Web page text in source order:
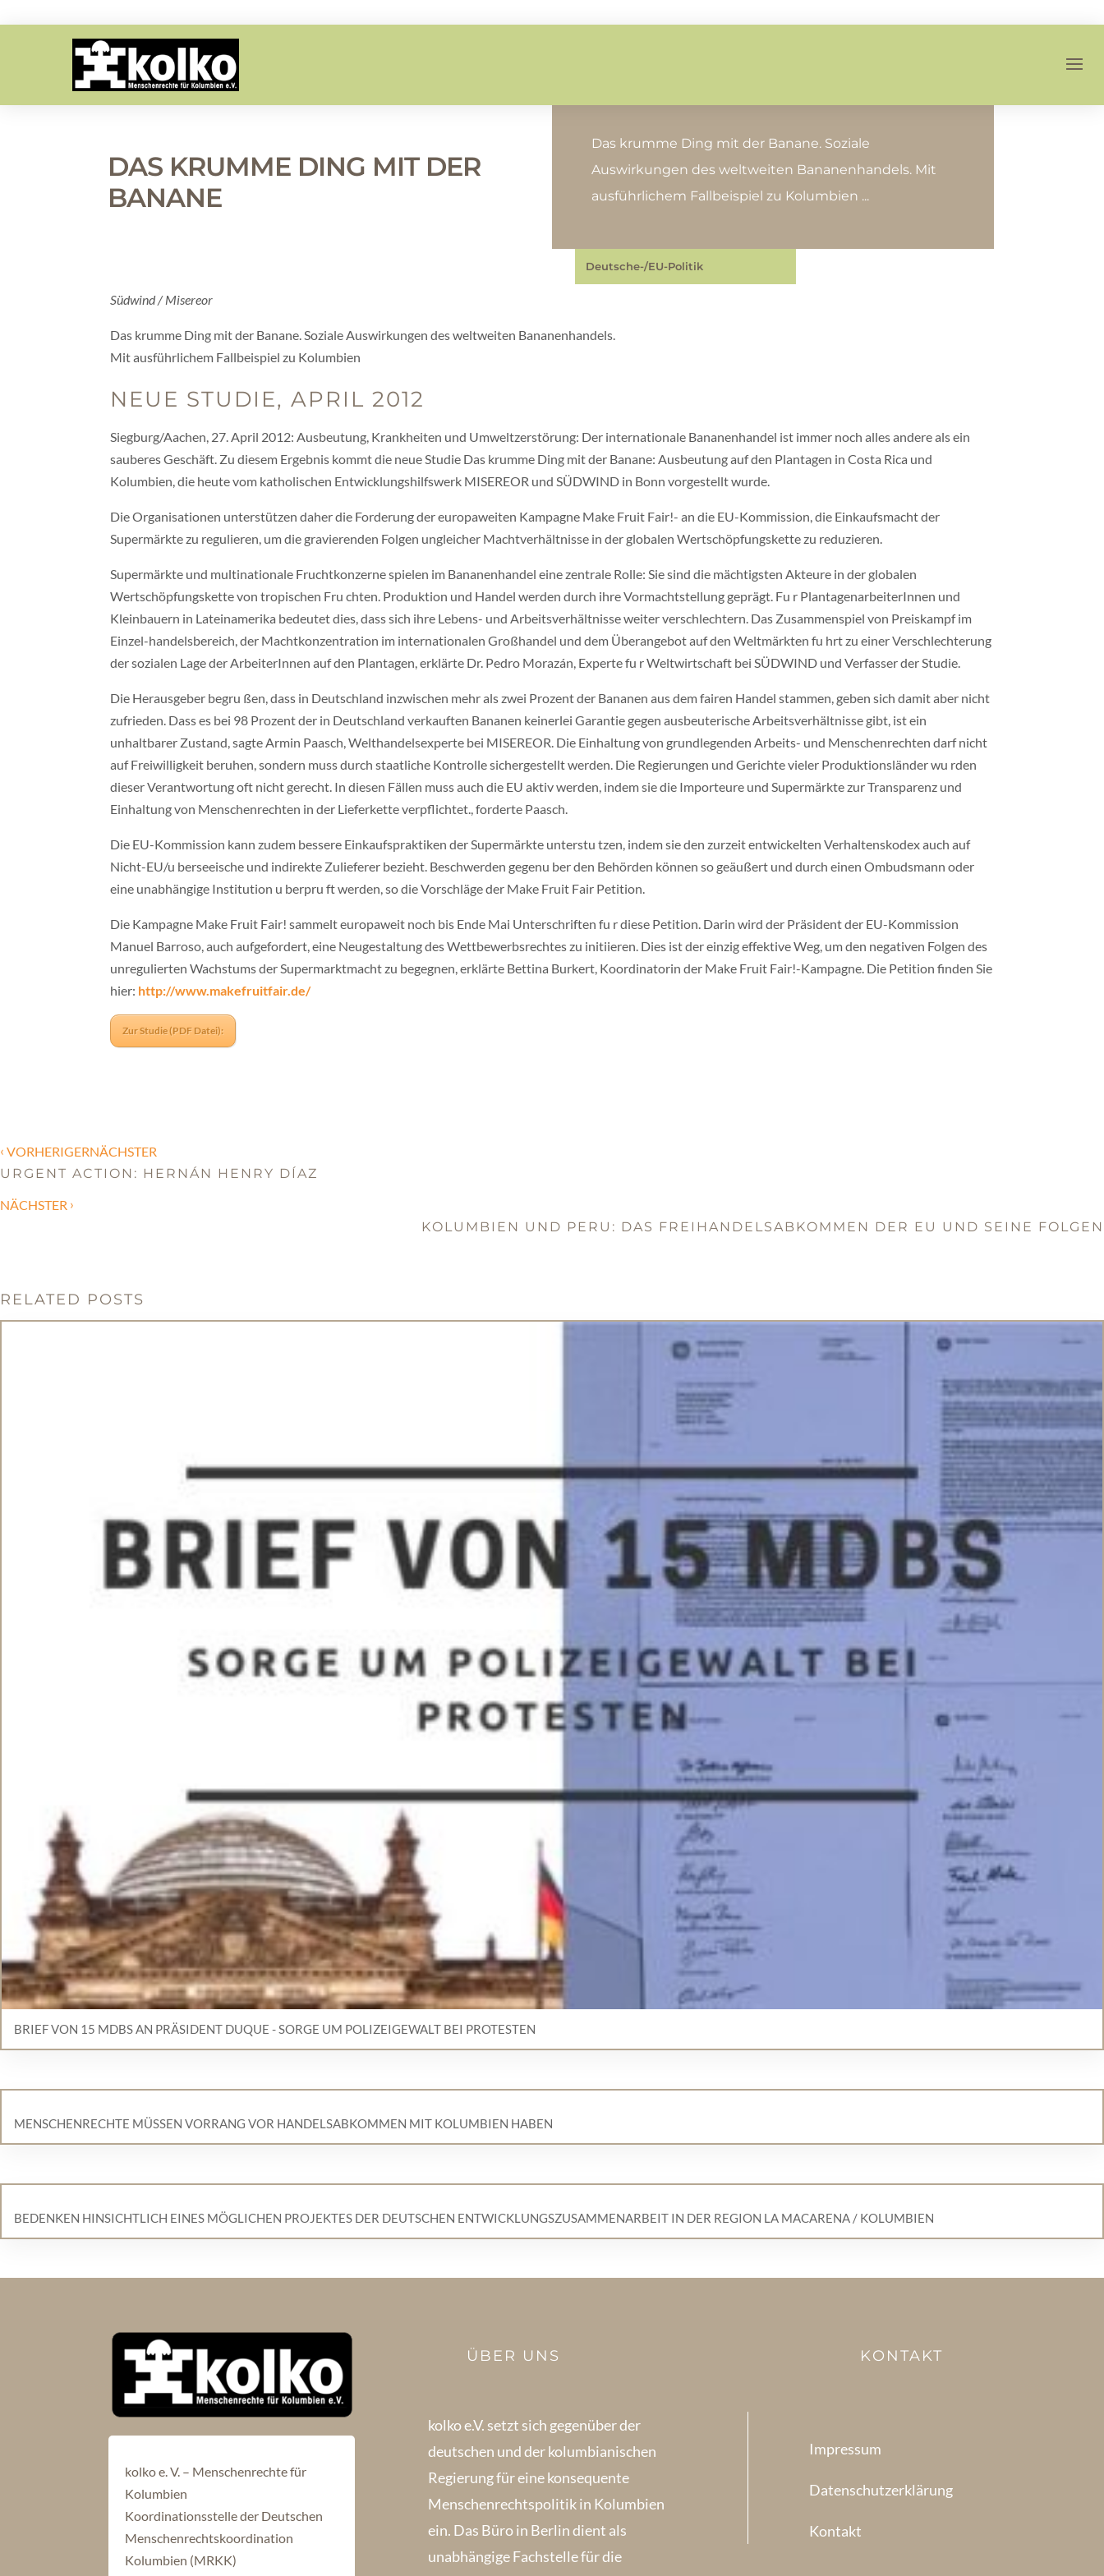
DAS KRUMME DING MIT DER
BANANE
Das krumme Ding mit der Banane. Soziale
Auswirkungen des weltweiten Bananenhandels. Mit
ausführlichem Fallbeispiel zu Kolumbien ...
Deutsche-/EU-Politik
Südwind / Misereor
Das krumme Ding mit der Banane. Soziale Auswirkungen des weltweiten Bananenhandels.
Mit ausführlichem Fallbeispiel zu Kolumbien
NEUE STUDIE, APRIL 2012
Siegburg/Aachen, 27. April 2012: Ausbeutung, Krankheiten und Umweltzerstörung: Der internationale Bananenhandel ist immer noch alles andere als ein
sauberes Geschäft. Zu diesem Ergebnis kommt die neue Studie Das krumme Ding mit der Banane: Ausbeutung auf den Plantagen in Costa Rica und
Kolumbien, die heute vom katholischen Entwicklungshilfswerk MISEREOR und SÜDWIND in Bonn vorgestellt wurde.
Die Organisationen unterstützen daher die Forderung der europaweiten Kampagne Make Fruit Fair!- an die EU-Kommission, die Einkaufsmacht der
Supermärkte zu regulieren, um die gravierenden Folgen ungleicher Machtverhältnisse in der globalen Wertschöpfungskette zu reduzieren.
Supermärkte und multinationale Fruchtkonzerne spielen im Bananenhandel eine zentrale Rolle: Sie sind die mächtigsten Akteure in der globalen
Wertschöpfungskette von tropischen Fru chten. Produktion und Handel werden durch ihre Vormachtstellung geprägt. Fu r PlantagenarbeiterInnen und
Kleinbauern in Lateinamerika bedeutet dies, dass sich ihre Lebens- und Arbeitsverhältnisse weiter verschlechtern. Das Zusammenspiel von Preiskampf im
Einzel-handelsbereich, der Machtkonzentration im internationalen Großhandel und dem Überangebot auf den Weltmärkten fu hrt zu einer Verschlechterung
der sozialen Lage der ArbeiterInnen auf den Plantagen, erklärte Dr. Pedro Morazán, Experte fu r Weltwirtschaft bei SÜDWIND und Verfasser der Studie.
Die Herausgeber begru ßen, dass in Deutschland inzwischen mehr als zwei Prozent der Bananen aus dem fairen Handel stammen, geben sich damit aber nicht
zufrieden. Dass es bei 98 Prozent der in Deutschland verkauften Bananen keinerlei Garantie gegen ausbeuterische Arbeitsverhältnisse gibt, ist ein
unhaltbarer Zustand, sagte Armin Paasch, Welthandelsexperte bei MISEREOR. Die Einhaltung von grundlegenden Arbeits- und Menschenrechten darf nicht
auf Freiwilligkeit beruhen, sondern muss durch staatliche Kontrolle sichergestellt werden. Die Regierungen und Gerichte vieler Produktionsländer wu rden
dieser Verantwortung oft nicht gerecht. In diesen Fällen muss auch die EU aktiv werden, indem sie die Importeure und Supermärkte zur Transparenz und
Einhaltung von Menschenrechten in der Lieferkette verpflichtet., forderte Paasch.
Die EU-Kommission kann zudem bessere Einkaufspraktiken der Supermärkte unterstu tzen, indem sie den zurzeit entwickelten Verhaltenskodex auch auf
Nicht-EU/u berseeische und indirekte Zulieferer bezieht. Beschwerden gegenu ber den Behörden können so geäußert und durch einen Ombudsmann oder
eine unabhängige Institution u berpru ft werden, so die Vorschläge der Make Fruit Fair Petition.
Die Kampagne Make Fruit Fair! sammelt europaweit noch bis Ende Mai Unterschriften fu r diese Petition. Darin wird der Präsident der EU-Kommission
Manuel Barroso, auch aufgefordert, eine Neugestaltung des Wettbewerbsrechtes zu initiieren. Dies ist der einzig effektive Weg, um den negativen Folgen des
unregulierten Wachstums der Supermarktmacht zu begegnen, erklärte Bettina Burkert, Koordinatorin der Make Fruit Fair!-Kampagne. Die Petition finden Sie
hier: http://www.makefruitfair.de/
Zur Studie (PDF Datei):
‹ VORHERIGERNÄCHSTER
URGENT ACTION: HERNÁN HENRY DÍAZ
NÄCHSTER ›
KOLUMBIEN UND PERU: DAS FREIHANDELSABKOMMEN DER EU UND SEINE FOLGEN
RELATED POSTS
BRIEF VON 15 MDBS AN PRÄSIDENT DUQUE - SORGE UM POLIZEIGEWALT BEI PROTESTEN
MENSCHENRECHTE MÜSSEN VORRANG VOR HANDELSABKOMMEN MIT KOLUMBIEN HABEN
BEDENKEN HINSICHTLICH EINES MÖGLICHEN PROJEKTES DER DEUTSCHEN ENTWICKLUNGSZUSAMMENARBEIT IN DER REGION LA MACARENA / KOLUMBIEN
kolko e. V. – Menschenrechte für
Kolumbien
Koordinationsstelle der Deutschen
Menschenrechtskoordination
Kolumbien (MRKK)
ÜBER UNS
kolko e.V. setzt sich gegenüber der
deutschen und der kolumbianischen
Regierung für eine konsequente
Menschenrechts­politik in Kolum­bien
ein. Das Büro in Berlin dient als
unabhängige Fachstelle für die
KONTAKT
Impressum
Datenschutzerklärung
Kontakt